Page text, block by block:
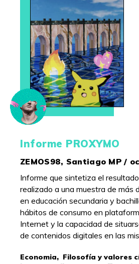
Informe PROXYMO
ZEMOS98, Santiago MP /
Informe que sintetiza el
realizado a una muestra de más
en educación secundaria y
hábitos de consumo en
Internet y la capacidad de
de contenidos digitales en las
Economia, Filosofía y valores